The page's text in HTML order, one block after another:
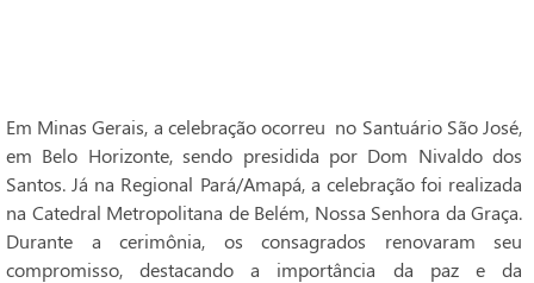
Em Minas Gerais, a celebração ocorreu no Santuário São José,
em Belo Horizonte, sendo presidida por Dom Nivaldo dos
Santos. Já na Regional Pará/Amapá, a celebração foi realizada
na Catedral Metropolitana de Belém, Nossa Senhora da Graça.
Durante a cerimônia, os consagrados renovaram seu
compromisso, destacando a importância da paz e da